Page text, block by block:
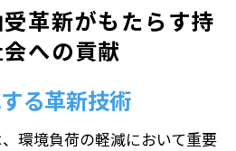
革新がもたらす持
への貢献
る革新技術
環境負荷の軽減において重要